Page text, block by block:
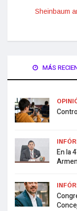
Sheinbaum
MÁS
En la